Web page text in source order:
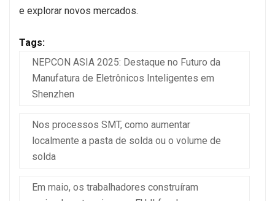
e explorar novos mercados.
Tags:
NEPCON ASIA 2025: Destaque no Futuro da
Manufatura de Eletrônicos Inteligentes em
Shenzhen
Nos processos SMT, como aumentar
localmente a pasta de solda ou o volume de
solda
Em maio, os trabalhadores construíram